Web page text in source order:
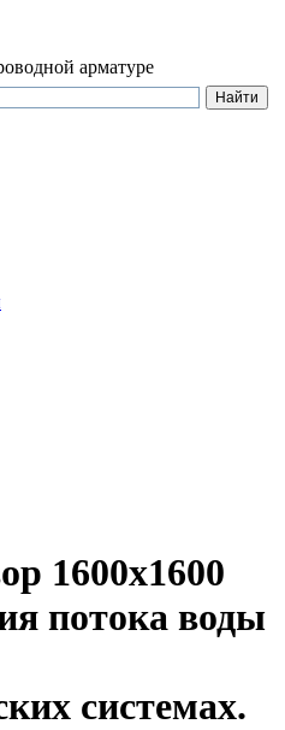
арматуре
1600х1600
потока воды
системах.